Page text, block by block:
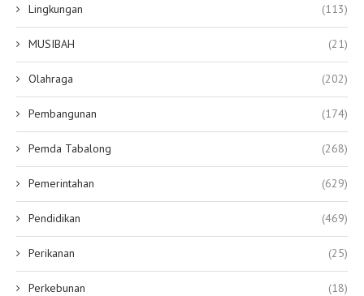
Lingkungan (113)
MUSIBAH (21)
Olahraga (202)
Pembangunan (174)
Pemda Tabalong (268)
Pemerintahan (629)
Pendidikan (469)
Perikanan (25)
Perkebunan (18)